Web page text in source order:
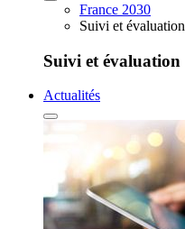
France 2030
Suivi et évaluation
Suivi et évaluation
Actualités